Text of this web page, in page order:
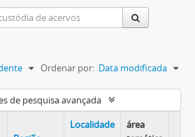
Ordenar por: Data modificada
de pesquisa avançada
Localidade
área